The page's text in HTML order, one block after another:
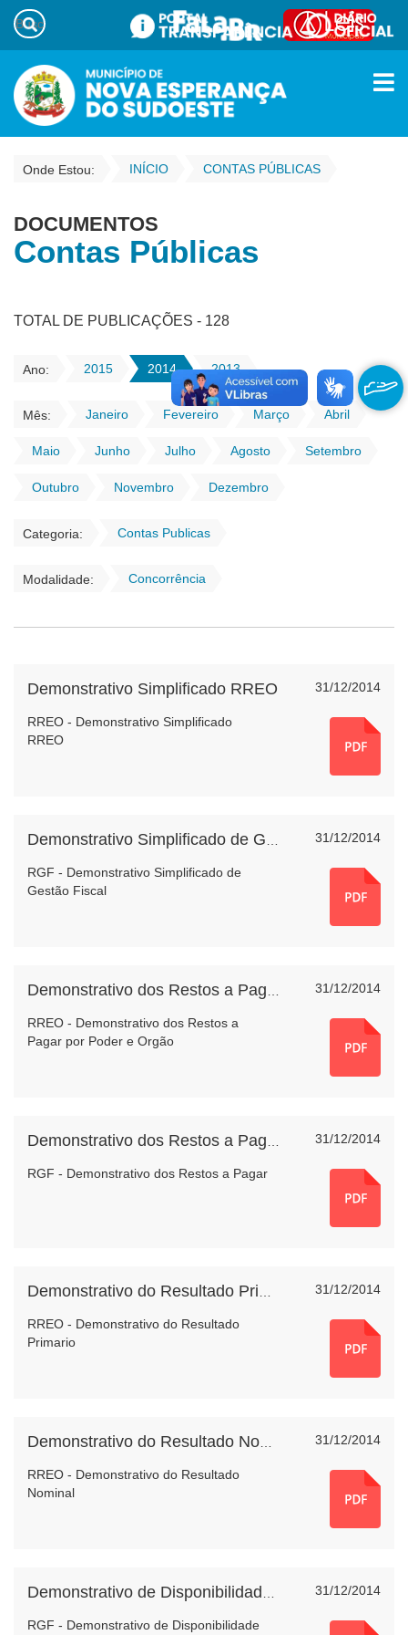
Onde Estou: INÍCIO CONTAS PÚBLICAS
DOCUMENTOS
Contas Públicas
TOTAL DE PUBLICAÇÕES - 128
Ano: 2015 2014 2013
Mês: Janeiro Fevereiro Março Abril
Maio Junho Julho Agosto Setembro
Outubro Novembro Dezembro
Categoria: Contas Publicas
Modalidade: Concorrência
31/12/2014
Demonstrativo Simplificado RREO
RREO - Demonstrativo Simplificado
RREO
31/12/2014
RGF - Demonstrativo Simplificado de
Gestão Fiscal
31/12/2014
RREO - Demonstrativo dos Restos a
Pagar por Poder e Orgão
31/12/2014
RGF - Demonstrativo dos Restos a Pagar
31/12/2014
RREO - Demonstrativo do Resultado
Primario
31/12/2014
RREO - Demonstrativo do Resultado
Nominal
31/12/2014
RGF - Demonstrativo de Disponibilidade